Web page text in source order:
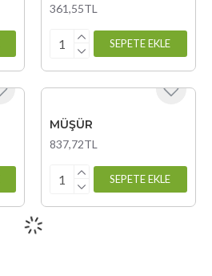
361,55TL
SEPETE EKLE
MÜŞÜR
837,72TL
SEPETE EKLE